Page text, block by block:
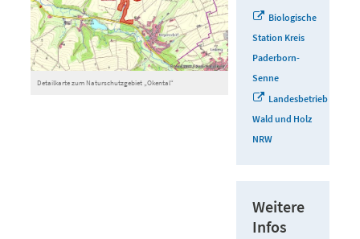
Detailkarte zum Naturschutzgebiet „Okental“
Biologische
Station Kreis
Paderborn-
Senne
Landesbetrieb
Wald und Holz
NRW
Weitere
Infos